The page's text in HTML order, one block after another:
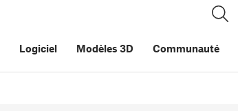
Logiciel Modèles 3D Communauté